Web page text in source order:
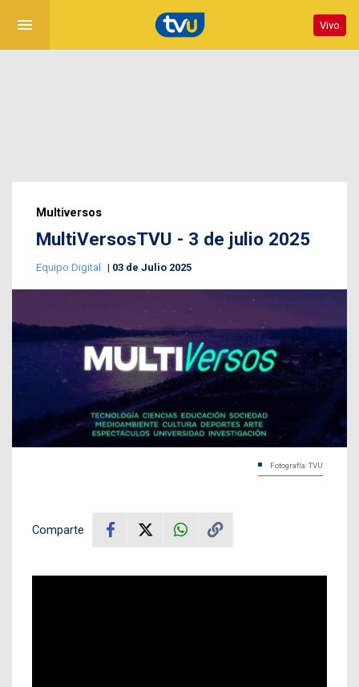
menu Vivo
Multiversos
MultiVersosTVU - 3 de julio 2025
Equipo Digital 03 de Julio 2025
Fotografía: TVU
Comparte